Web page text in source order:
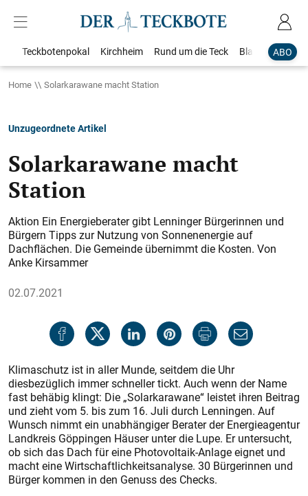
ABO
Teckbotenpokal Kirchheim Rund um die Teck Blaulicht
Home Solarkarawane macht Station
Unzugeordnete Artikel
Solarkarawane macht
Station
Aktion Ein Energieberater gibt Lenninger Bürgerinnen und
Bürgern Tipps zur Nutzung von Sonnenenergie auf
Dachflächen. Die Gemeinde übernimmt die Kosten. Von
Anke Kirsammer
02.07.2021
Klimaschutz ist in aller Munde, seitdem die Uhr
diesbezüglich immer schneller tickt. Auch wenn der Name
fast behäbig klingt: Die „Solarkarawane“ leistet ihren Beitrag
und zieht vom 5. bis zum 16. Juli durch Lenningen. Auf
Wunsch nimmt ein unabhängiger Berater der Energieagentur
Landkreis Göppingen Häuser unter die Lupe. Er untersucht,
ob sich das Dach für eine Photovoltaik-Anlage eignet und
macht eine Wirtschaftlichkeitsanalyse. 30 Bürgerinnen und
Bürger kommen in den Genuss des Checks.